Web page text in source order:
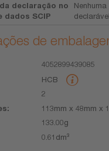
declaração no
dados SCIP
de
Peça Dimensões
4052899439085
HCB
2
113mm x 48mm x
133.00g
0.61dm³